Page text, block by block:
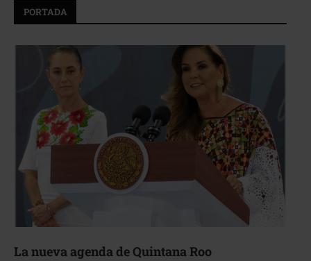
PORTADA
La nueva agenda de Quintana Roo